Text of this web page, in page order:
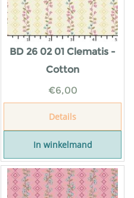
BD 26 02 01 Clematis -
Cotton
€6,00
Details
In winkelmand